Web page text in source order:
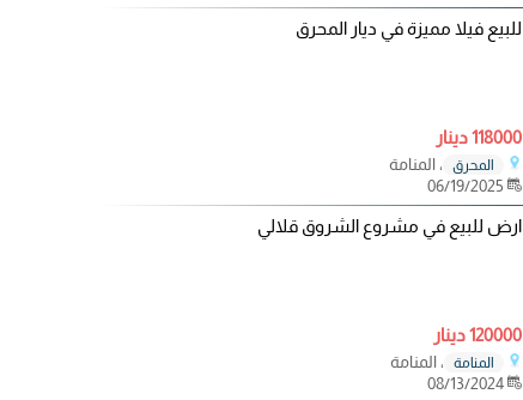
للبيع فيلا مميزة في ديار المحرق
118000 دينار
المحرق
، المنامة
ارض للبيع في مشروع الشروق قلالي
120000 دينار
المنامة
، المنامة
08/13/2024